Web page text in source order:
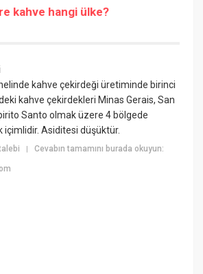
kahve hangi ülke?
kahve çekirdeği üretiminde birinci
kahve çekirdekleri Minas Gerais, San
Santo olmak üzere 4 bölgede
içimlidir. Asiditesi düşüktür.
|Cevabın tamamını burada okuyun: